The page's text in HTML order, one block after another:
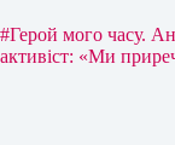
#Герой мого часу.
активіст: «Ми